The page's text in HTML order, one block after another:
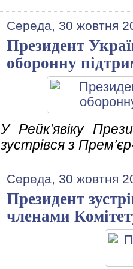
Середа, 30 жовтня
Президент
оборонну
У Рейк’явіку
зустрівся з
Середа, 30 жовтня
Президент
членами